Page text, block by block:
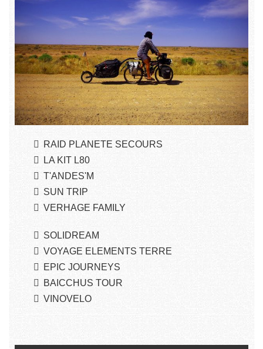
RAID PLANETE SECOURS
LA KIT L80
T'ANDES'M
SUN TRIP
VERHAGE FAMILY
SOLIDREAM
VOYAGE ELEMENTS TERRE
EPIC JOURNEYS
BAICCHUS TOUR
VINOVELO